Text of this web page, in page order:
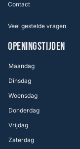
Contact
Veel gestelde vragen
OPENINGSTIJDEN
Maandag
Dinsdag
Woensdag
Donderdag
Vrijdag
Zaterdag